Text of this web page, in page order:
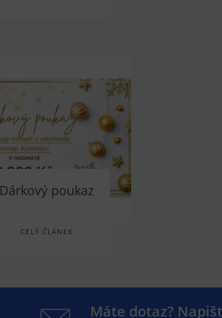
Dárkový poukaz
CELÝ ČLÁNEK
Máte dotaz?